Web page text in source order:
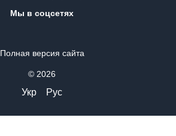
Мы в соцсетях
Полная версия сайта
© 2026
Укр Рус